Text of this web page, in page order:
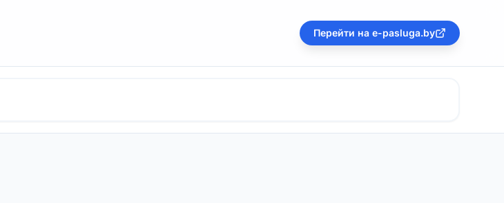
Перейти на e-pasluga.by